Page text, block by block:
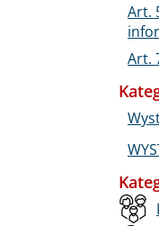
Art.
Art.